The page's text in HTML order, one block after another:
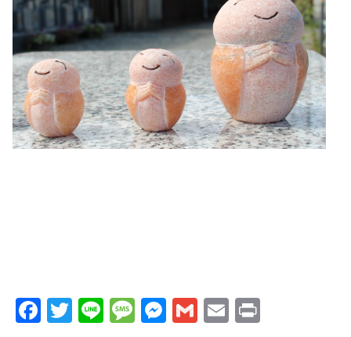
Facebook
Twitter
LineMessage
Messenger
GmailEmail